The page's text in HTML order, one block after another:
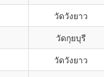
วัดวังยาว
วัดกุยบุรี
วัดวังยาว